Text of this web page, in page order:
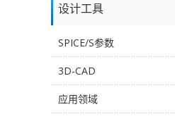
设计工具
SPICE/S参数
3D-CAD
应用领域